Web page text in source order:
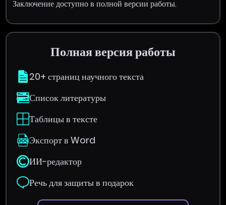
Заключение доступно в полной версии работы.
Полная версия работы
20+ страниц научного текста
Список литературы
Таблицы в тексте
Экспорт в Word
ИИ-редактор
Речь для защиты в подарок